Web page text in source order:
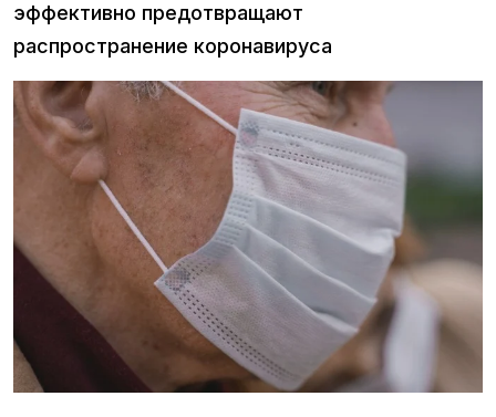
эффективно предотвращают
распространение коронавируса